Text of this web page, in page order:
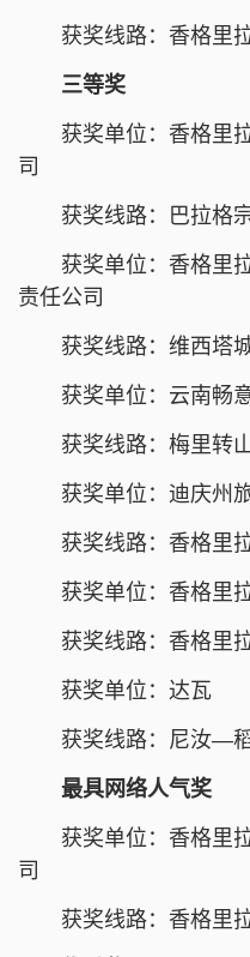
获奖线路：香格里拉
三等奖
获奖单位：香格里拉
司
获奖线路：巴拉格
获奖单位：香格里拉
责任公司
获奖线路：维西塔城
获奖单位：云南畅意
获奖线路：梅里转
获奖单位：迪庆州旅
获奖线路：香格里
获奖单位：香格里拉
获奖线路：香格里拉
获奖单位：达瓦
获奖线路：尼汝—稻
最具网络人气奖
获奖单位：香格里拉
司
获奖线路：香格里